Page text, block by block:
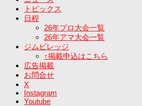
トピックス
日程
26年プロ大会一覧
26年アマ大会一覧
ジムビレッジ
↑掲載申込はこちら
広告掲載
お問合せ
X
Instagram
Youtube